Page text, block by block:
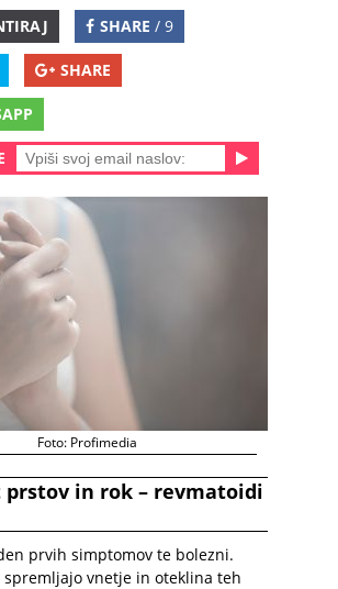
SHARE / 9
SHARE
Foto: Profimedia
prstov in rok – revmatoidi
prvih simptomov te bolezni.
spremljajo vnetje in oteklina teh